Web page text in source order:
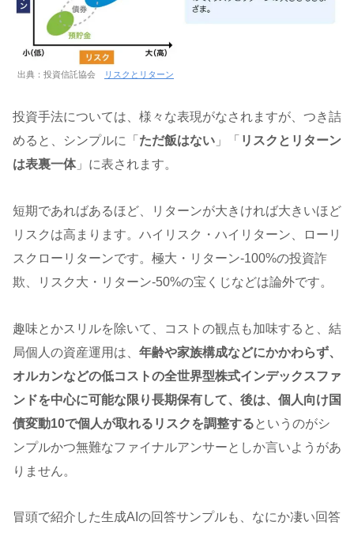
出典：投資信託協会 リスクとリターン
投資手法については、様々な表現がなされますが、つき詰
めると、シンプルに「 ただ飯はない 」「 リスクとリターン
は表裏一体」に表されます。
短期であればあるほど、リターンが大きければ大きいほど
リスクは高まります。ハイリスク・ハイリターン、ローリ
スクローリターンです。極大・リターン-100%の投資詐
欺、リスク大・リターン-50%の宝くじなどは論外です。
趣味とかスリルを除いて、コストの観点も加味すると、結
局個人の資産運用は、 年齢や家族構成などにかかわらず、
オルカンなどの低コストの全世界型株式インデックスファ
ンドを中心に可能な限り長期保有して、後は、個人向け国
債変動10で個人が取れるリスクを調整する というのがシ
ンプルかつ無難なファイナルアンサーとしか言いようがあ
りません。
冒頭で紹介した生成AIの回答サンプルも、なにか凄い回答